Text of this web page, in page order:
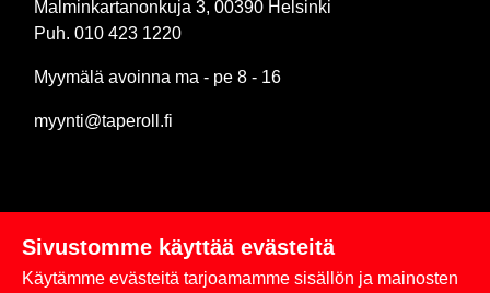
Malminkartanonkuja 3, 00390 Helsinki
Puh. 010 423 1220
Myymälä avoinna ma - pe 8 - 16
myynti@taperoll.fi
Linkit
Sivustomme käyttää evästeitä
Käytämme evästeitä tarjoamamme sisällön ja mainosten